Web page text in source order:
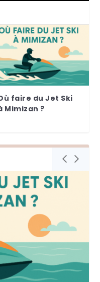
faire du Jet Ski
Mimizan ?